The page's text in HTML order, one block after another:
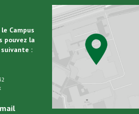
Campus
pouvez la
suivante :